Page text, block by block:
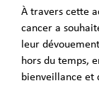
À travers cette
cancer a
leur
hors du temps,
bienveillance et